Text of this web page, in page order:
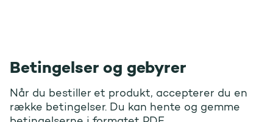
Betingelser og gebyrer
Når du bestiller et produkt, accepterer du en
række betingelser. Du kan hente og gemme